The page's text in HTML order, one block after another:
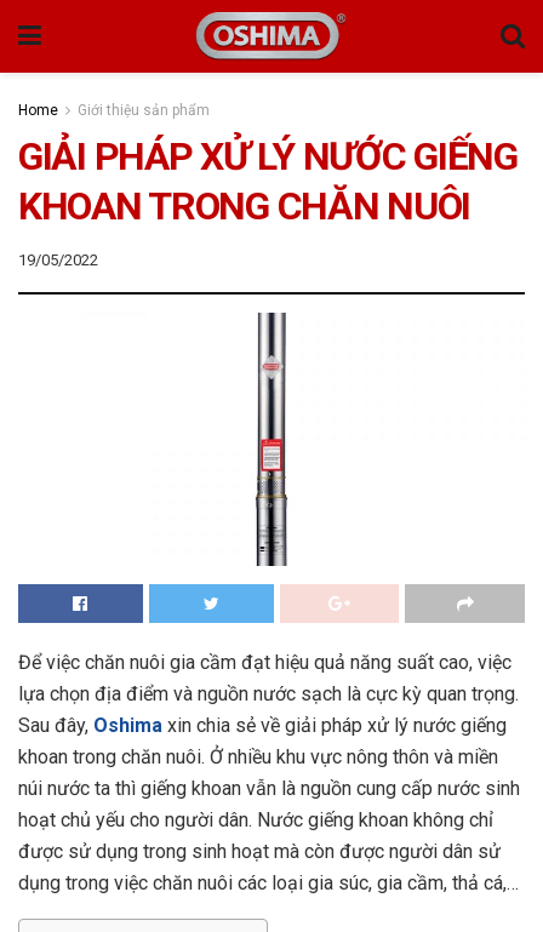
Home Giới thiệu sản phẩm
GIẢI PHÁP XỬ LÝ NƯỚC GIẾNG
KHOAN TRONG CHĂN NUÔI
19/05/2022
Để việc chăn nuôi gia cầm đạt hiệu quả năng suất cao, việc
lựa chọn địa điểm và nguồn nước sạch là cực kỳ quan trọng.
Sau đây, Oshima xin chia sẻ về giải pháp xử lý nước giếng
khoan trong chăn nuôi. Ở nhiều khu vực nông thôn và miền
núi nước ta thì giếng khoan vẫn là nguồn cung cấp nước sinh
hoạt chủ yếu cho người dân. Nước giếng khoan không chỉ
được sử dụng trong sinh hoạt mà còn được người dân sử
dụng trong việc chăn nuôi các loại gia súc, gia cầm, thả cá,…